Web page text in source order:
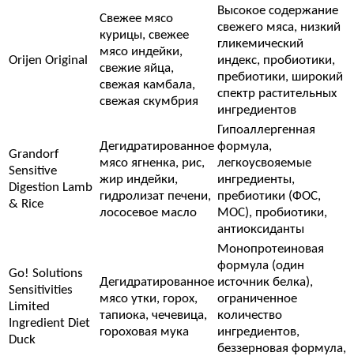
Orijen Original
Свежее мясо
курицы, свежее
мясо индейки,
свежие яйца,
свежая камбала,
свежая скумбрия
Высокое содержание
свежего мяса, низкий
гликемический
индекс, пробиотики,
пребиотики, широкий
спектр растительных
ингредиентов
Grandorf
Sensitive
Digestion Lamb
& Rice
Дегидратированное
мясо ягненка, рис,
жир индейки,
гидролизат печени,
лососевое масло
Гипоаллергенная
формула,
легкоусвояемые
ингредиенты,
пребиотики (ФОС,
МОС), пробиотики,
антиоксиданты
Go! Solutions
Sensitivities
Limited
Ingredient Diet
Duck
Дегидратированное
мясо утки, горох,
тапиока, чечевица,
гороховая мука
Монопротеиновая
формула (один
источник белка),
ограниченное
количество
ингредиентов,
беззерновая формула,